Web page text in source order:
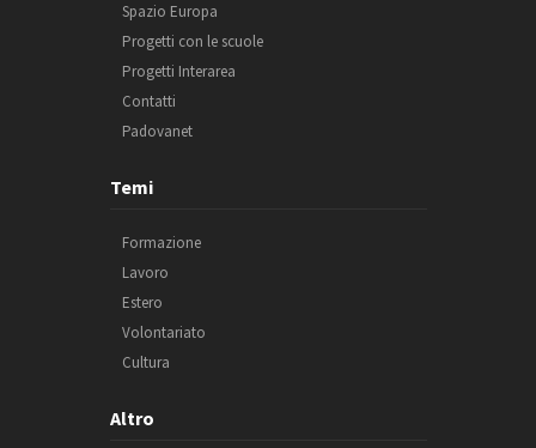
Spazio Europa
Progetti con le scuole
Progetti Interarea
Contatti
Padovanet
Temi
Formazione
Lavoro
Estero
Volontariato
Cultura
Altro